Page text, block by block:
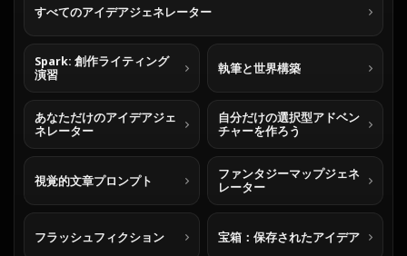
すべてのアイデアジェネレーター
Spark: 創作ライティング
演習
執筆と世界構築
あなただけのアイデアジェ
ネレーター
自分だけの選択型アドベン
チャーを作ろう
視覚的文章プロンプト
ファンタジーマップジェネ
レーター
フラッシュフィクション 宝箱：保存されたアイデア